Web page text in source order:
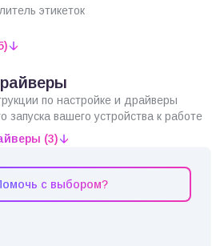
этикеток
по настройке и драйверы
запуска вашего устройства к работе
(3)
с выбором?